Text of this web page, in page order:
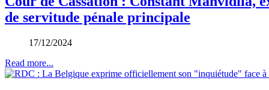
de servitude pénale principale
17/12/2024
Read more...